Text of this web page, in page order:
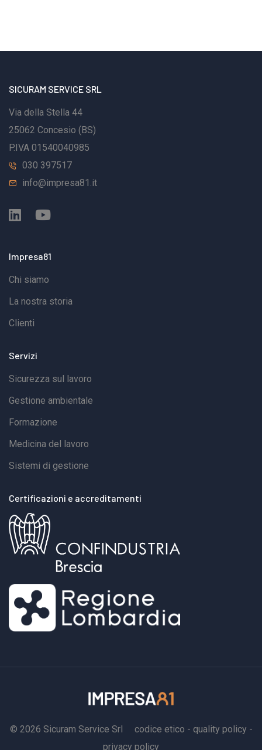
dell’aggiornamento: 6 ore● CORSI SVOLTI DAL
aggiornamento svolti dal 24 maggio 2023 in avanti,
l’aggiornamento dovrà essere ripetuto ogni due anni,
con 6 ore di formazione.Questa periodicità assicura il
mantenimento costante delle competenze del
Preposto, figura chiave per la vigilanza e
l’applicazione delle misure di sicurezza in
learningUn’altra importante novità riguarda le modalità
docente e partecipanti collegati in tempo reale→
Formazione in presenza, presso sede aziendale o
partecipanti, elementi fondamentali per un ruolo
tempo la scadenza biennale per la formazione dei
Preposti, in coerenza con la normativa vigente e con
le più recenti disposizioni dell’Accordo Stato-
aggiornamento biennale (6 ore)entrambi conformi al
nuovo ASR 2025, erogati in videoconferenza o in
presenza.Vai al catalogo corsi Preposti
SICURAM SERVICE SRL
Via della Stella 44
25062 Concesio (BS)
P.IVA 01540040985
030 397517
info@impresa81.it
Impresa81
Chi siamo
La nostra storia
Clienti
Servizi
Sicurezza sul lavoro
Gestione ambientale
Formazione
Medicina del lavoro
Sistemi di gestione
Certificazioni e accreditamenti
© 2026 Sicuram Service Srl codice etico - quality policy -
privacy policy